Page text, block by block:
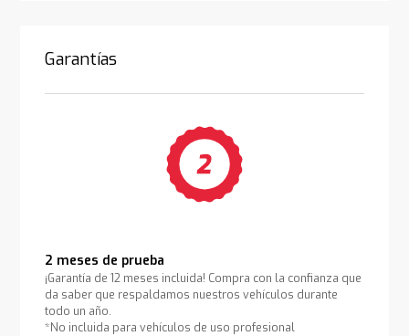
Garantías
2 meses de prueba
¡Garantía de 12 meses incluida! Compra con la confianza que
da saber que respaldamos nuestros vehículos durante
todo un año.
*No incluida para vehículos de uso profesional